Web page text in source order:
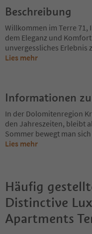
Beschreibung
Willkommen im Terre 71,
dem Eleganz und
unvergessliches Erlebnis
Lies mehr
Informationen
In der Dolomitenregion
den Jahreszeiten, bleibt
Sommer bewegt man
Lies mehr
Häufig
Distinctive
Apartments